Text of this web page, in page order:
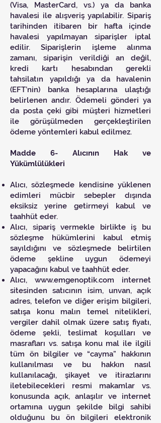
(Visa, MasterCard, vs.) ya da banka
havalesi ile alışveriş yapılabilir. Sipariş
tarihinden itibaren bir hafta içinde
havalesi yapılmayan siparişler iptal
edilir. Siparişlerin işleme alınma
zamanı, siparişin verildiği an değil,
kredi kartı hesabından gerekli
tahsilatın yapıldığı ya da havalenin
(EFT’nin) banka hesaplarına ulaştığı
belirlenen andır. Ödemeli gönderi ya
da posta çeki gibi müşteri hizmetleri
ile görüşülmeden gerçekleştirilen
ödeme yöntemleri kabul edilmez.
Madde 6- Alıcının Hak ve
Yükümlülükleri
Alıcı, sözleşmede kendisine yüklenen
edimleri mücbir sebepler dışında
eksiksiz yerine getirmeyi kabul ve
taahhüt eder.
Alıcı, sipariş vermekle birlikte iş bu
sözleşme hükümlerini kabul etmiş
sayıldığını ve sözleşmede belirtilen
ödeme şekline uygun ödemeyi
yapacağını kabul ve taahhüt eder.
Alıcı, www.emgenoptik.com internet
sitesinden satıcının isim, unvan, açık
adres, telefon ve diğer erişim bilgileri,
satışa konu malın temel nitelikleri,
vergiler dahil olmak üzere satış fiyatı,
ödeme şekli, teslimat koşulları ve
masrafları vs. satışa konu mal ile ilgili
tüm ön bilgiler ve “cayma” hakkının
kullanılması ve bu hakkın nasıl
kullanılacağı, şikayet ve itirazlarını
iletebilecekleri resmi makamlar vs.
konusunda açık, anlaşılır ve internet
ortamına uygun şekilde bilgi sahibi
olduğunu bu ön bilgileri elektronik